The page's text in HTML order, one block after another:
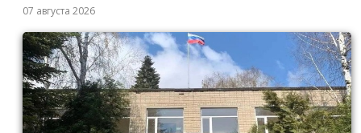
07 августа 2026